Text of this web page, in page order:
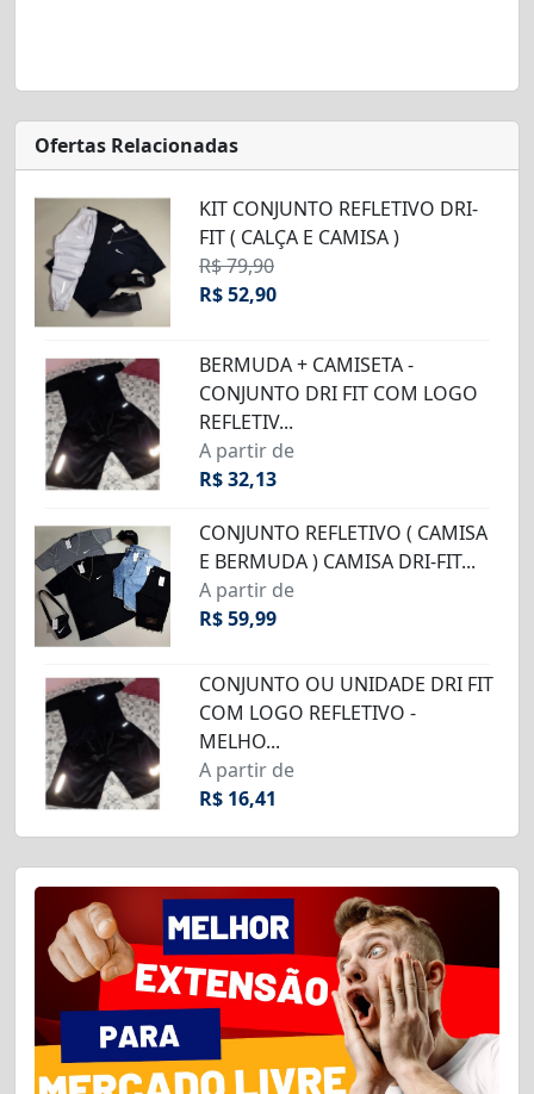
Ofertas Relacionadas
KIT CONJUNTO REFLETIVO DRI-
FIT ( CALÇA E CAMISA )
R$ 79,90
R$ 52,90
BERMUDA + CAMISETA -
CONJUNTO DRI FIT COM LOGO
REFLETIV...
A partir de
R$ 32,13
CONJUNTO REFLETIVO ( CAMISA
E BERMUDA ) CAMISA DRI-FIT...
A partir de
R$ 59,99
CONJUNTO OU UNIDADE DRI FIT
COM LOGO REFLETIVO -
MELHO...
A partir de
R$ 16,41